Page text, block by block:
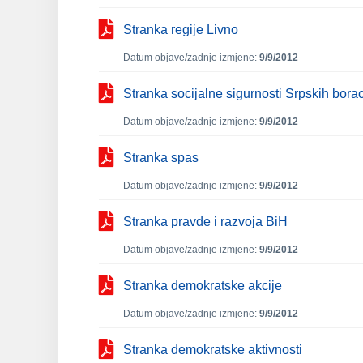
Stranka regije Livno
Datum objave/zadnje izmjene: 9/9/2012
Stranka socijalne sigurnosti Srpskih
Datum objave/zadnje izmjene: 9/9/2012
Stranka spas
Datum objave/zadnje izmjene: 9/9/2012
Stranka pravde i razvoja BiH
Datum objave/zadnje izmjene: 9/9/2012
Stranka demokratske akcije
Datum objave/zadnje izmjene: 9/9/2012
Stranka demokratske aktivnosti